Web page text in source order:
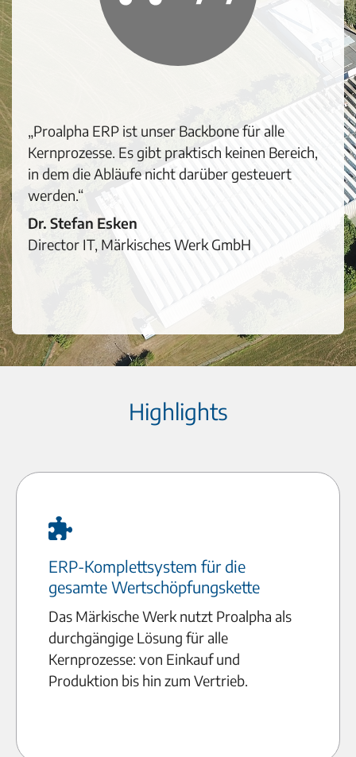
„Proalpha ERP ist unser Backbone für alle
Kernprozesse. Es gibt praktisch keinen Bereich,
in dem die Abläufe nicht darüber gesteuert
werden.“
Dr. Stefan Esken
Director IT, Märkisches Werk GmbH
Highlights
ERP-Komplettsystem für die
gesamte Wertschöpfungskette
Das Märkische Werk nutzt Proalpha als
durchgängige Lösung für alle
Kernprozesse: von Einkauf und
Produktion bis hin zum Vertrieb.